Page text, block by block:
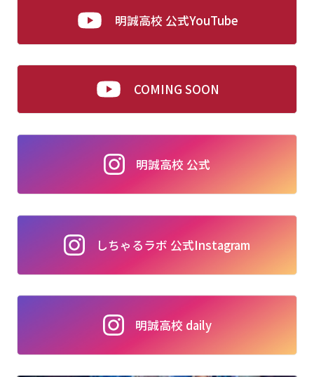
明誠高校 公式YouTube
COMING SOON
明誠高校 公式
しちゃるラボ 公式Instagram
明誠高校 daily